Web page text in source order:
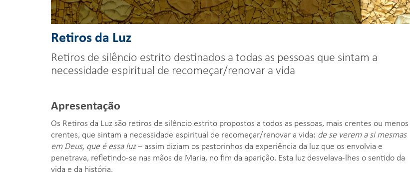
Retiros da Luz
Retiros de silêncio estrito destinados a todas as pessoas que sintam a
necessidade espiritual de recomeçar/renovar a vida
Apresentação
Os Retiros da Luz são retiros de silêncio estrito propostos a todos as pessoas, mais crentes ou menos
crentes, que sintam a necessidade espiritual de recomeçar/renovar a vida: de se verem a si mesmas
em Deus, que é essa luz– assim diziam os pastorinhos da experiência da luz que os envolvia e
penetrava, refletindo-se nas mãos de Maria, no fim da aparição. Esta luz desvelava-lhes o sentido da
vida e da história.